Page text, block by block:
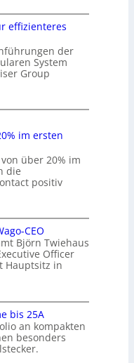
effizienteres
der
System
Group
im ersten
über 20% im
die
positiv
CEO
Björn Twiehaus
Officer
Hauptsitz in
bis 25A
an kompakten
besonders